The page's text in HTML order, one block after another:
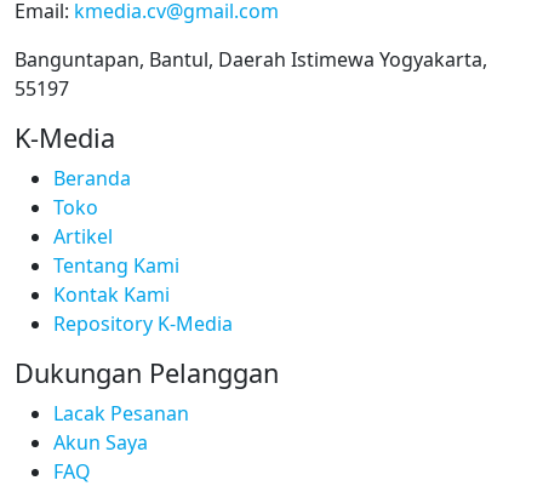
Email: kmedia.cv@gmail.com
Banguntapan, Bantul, Daerah Istimewa Yogyakarta,
55197
K-Media
Beranda
Toko
Artikel
Tentang Kami
Kontak Kami
Repository K-Media
Dukungan Pelanggan
Lacak Pesanan
Akun Saya
FAQ